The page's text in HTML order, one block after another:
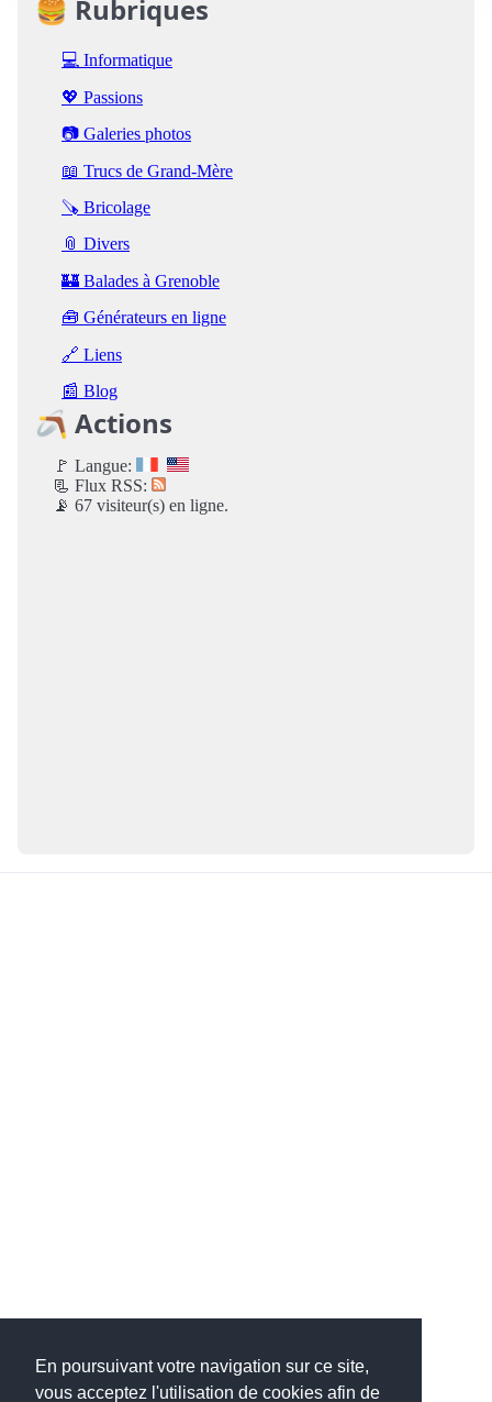
En poursuivant votre navigation sur ce site,
vous acceptez l'utilisation de cookies afin de
🍔 Rubriques
💻 Informatique
💖 Passions
📷 Galeries photos
📖 Trucs de Grand-Mère
🪚 Bricolage
📎 Divers
🏰 Balades à Grenoble
🧰 Générateurs en ligne
🔗 Liens
📰 Blog
🪃 Actions
🚩 Langue:
📃 Flux RSS:
📡 67 visiteur(s) en ligne.